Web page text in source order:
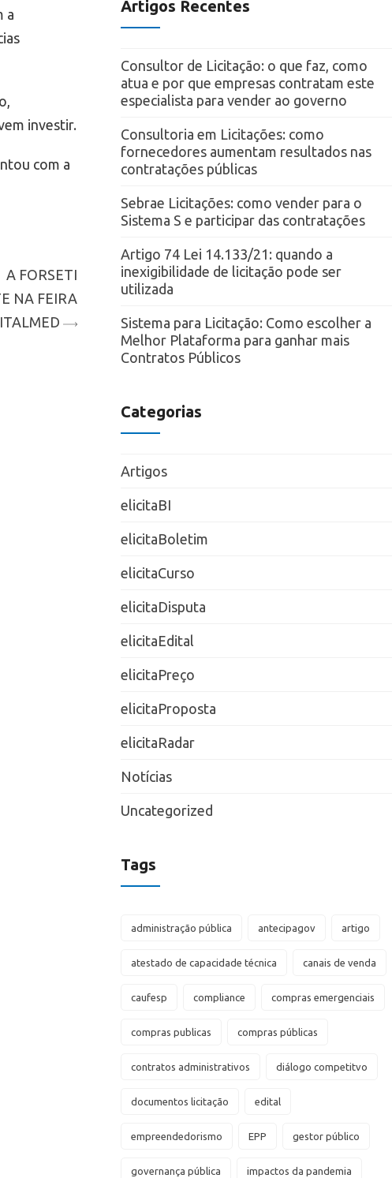
a
investir.
com a
A FORSETI
NA FEIRA
Artigos Recentes
Consultor de Licitação: o que faz, como
atua e por que empresas contratam este
especialista para vender ao governo
Consultoria em Licitações: como
fornecedores aumentam resultados nas
contratações públicas
Sebrae Licitações: como vender para o
Sistema S e participar das contratações
Artigo 74 Lei 14.133/21: quando a
inexigibilidade de licitação pode ser
utilizada
Sistema para Licitação: Como escolher a
Melhor Plataforma para ganhar mais
Contratos Públicos
Categorias
Artigos
elicitaBI
elicitaBoletim
elicitaCurso
elicitaDisputa
elicitaEdital
elicitaPreço
elicitaProposta
elicitaRadar
Notícias
Uncategorized
Tags
administração pública antecipagov artigo
atestado de capacidade técnica canais de venda
caufesp compliance compras emergenciais
compras publicas compras públicas
contratos administrativos diálogo competitvo
documentos licitação edital
empreendedorismo EPP gestor público
governança pública impactos da pandemia